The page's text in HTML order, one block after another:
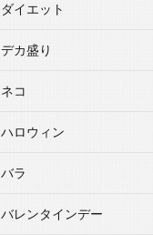
ダイエット
デカ盛り
ネコ
ハロウィン
バラ
バレンタインデー